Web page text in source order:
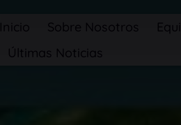
Inicio Sobre Nosotros
Últimas Noticias